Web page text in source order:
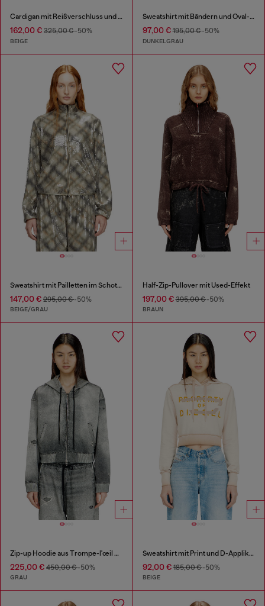
Cardigan mit Reißverschluss und Cargotaschen aus Denim
162,00 € 325,00 €-50%
BEIGE
Sweatshirt mit Bändern und Oval-D-Stickerei
97,00 €195,00 €-50%
DUNKELGRAU
Sweatshirt mit Pailletten im Schottenmuster
147,00 € 295,00 €-50%
BEIGE/GRAU
Half-Zip-Pullover mit Used-Effekt
197,00 €395,00 €-50%
BRAUN
Zip-up Hoodie aus Trompe-l'œil JoggJeans
225,00 € 450,00 €-50%
GRAU
Sweatshirt mit Print und D-Applikation
92,00 €185,00 €-50%
BEIGE